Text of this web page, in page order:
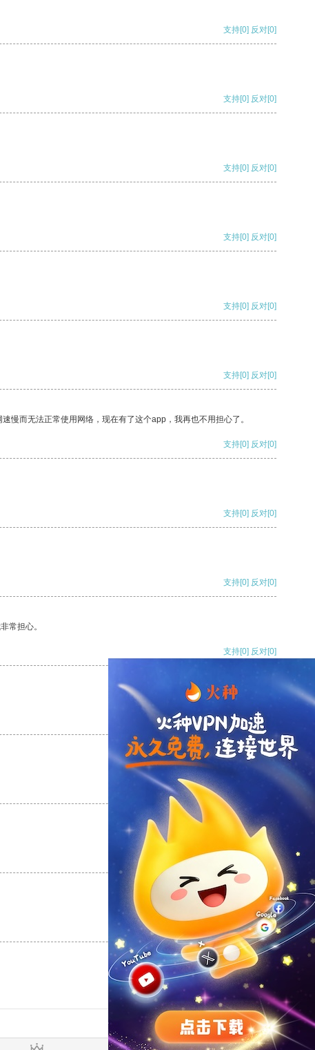
支持[0] 反对[0]
支持[0] 反对[0]
支持[0] 反对[0]
支持[0] 反对[0]
支持[0] 反对[0]
支持[0] 反对[0]
慢而无法正常使用网络，现在有了这个app，我再也不用担心了。
支持[0] 反对[0]
支持[0] 反对[0]
支持[0] 反对[0]
常担心。
支持[0] 反对[0]
支持[0] 反对
支持
反对 [0]
支持[0] 反对[0]